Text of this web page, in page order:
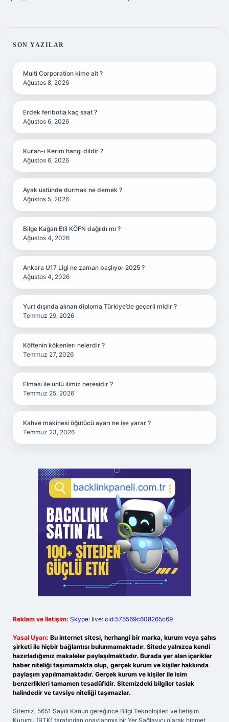
SIDEBAR
SON YAZILAR
Multi Corporation kime ait ?
Ağustos 8, 2026
Erdek feribotla kaç saat ?
Ağustos 6, 2026
Kur’an-ı Kerim hangi dildir ?
Ağustos 6, 2026
Ayak üstünde durmak ne demek ?
Ağustos 5, 2026
Bilge Kağan Etil KÖFN dağıldı mı ?
Ağustos 4, 2026
Ankara U17 Ligi ne zaman başlıyor 2025 ?
Ağustos 4, 2026
Yurt dışında alınan diploma Türkiye’de geçerli midir ?
Temmuz 29, 2026
Köftenin kökenleri nelerdir ?
Temmuz 27, 2026
Elması ile ünlü ilimiz neresidir ?
Temmuz 25, 2026
Kahve makinesi öğütücü ayarı ne işe yarar ?
Temmuz 23, 2026
Reklam ve İletişim: Skype: live:.cid.575569c608265c69
Yasal Uyarı: Bu internet sitesi, herhangi bir marka, kurum veya şahıs
şirketi ile hiçbir bağlantısı bulunmamaktadır. Sitede yalnızca kendi
hazırladığımız makaleler paylaşılmaktadır. Burada yer alan içerikler
haber niteliği taşımamakta olup, gerçek kurum ve kişiler hakkında
paylaşım yapılmamaktadır. Gerçek kurum ve kişiler ile isim
benzerlikleri tamamen tesadüfidir. Sitemizdeki bilgiler taslak
halindedir ve tavsiye niteliği taşımazlar.
Sitemiz, 5651 Sayılı Kanun gereğince Bilgi Teknolojileri ve İletişim
Kurumu (BTK) tarafından onaylanmış bir Yer Sağlayıcı olarak hizmet